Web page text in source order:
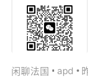
闲聊法国 apd